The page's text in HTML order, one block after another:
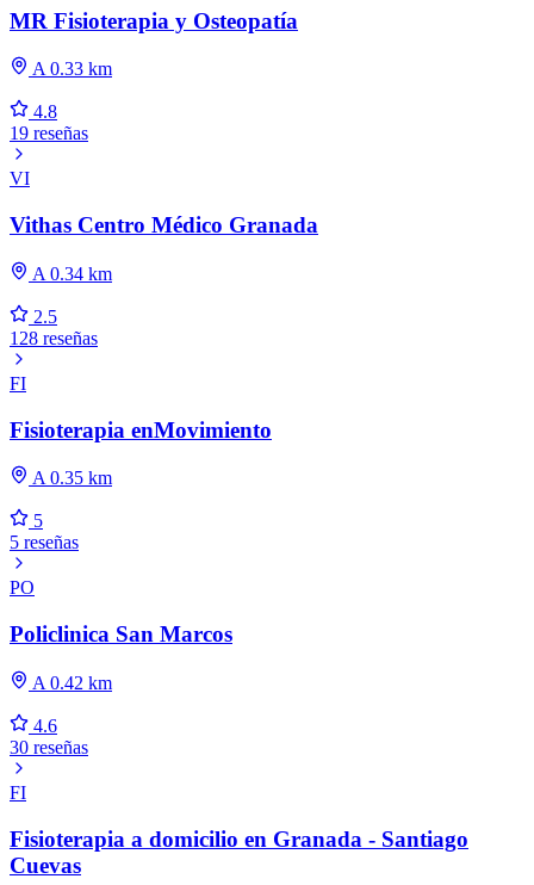
MR Fisioterapia y Osteopatía
A 0.33 km
4.8
19 reseñas
VI
Vithas Centro Médico Granada
A 0.34 km
2.5
128 reseñas
FI
Fisioterapia enMovimiento
A 0.35 km
5
5 reseñas
PO
Policlinica San Marcos
A 0.42 km
4.6
30 reseñas
FI
Fisioterapia a domicilio en Granada - Santiago
Cuevas